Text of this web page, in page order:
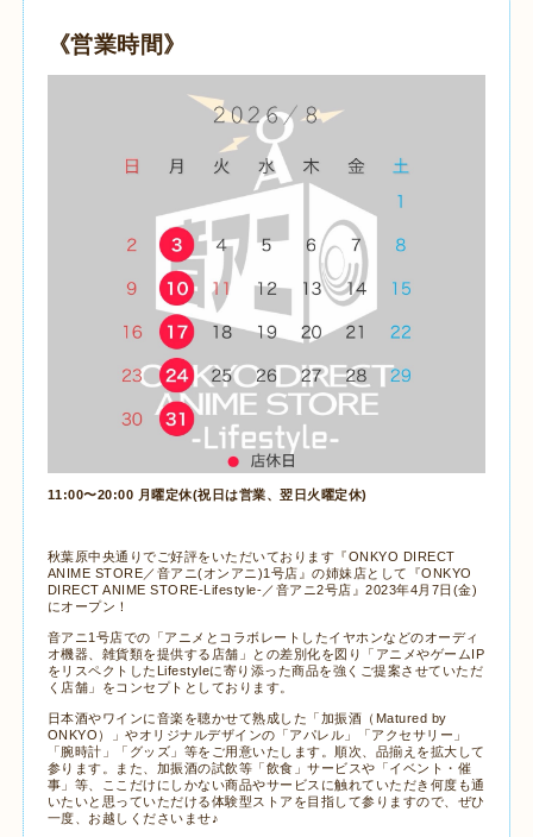
《営業時間》
11:00〜20:00 月曜定休(祝日は営業、翌日火曜定休)
秋葉原中央通りでご好評をいただいております『ONKYO DIRECT
ANIME STORE／音アニ(オンアニ)1号店』の姉妹店として『ONKYO
DIRECT ANIME STORE-Lifestyle-／音アニ2号店』2023年4月7日(金)
にオープン！
音アニ1号店での「アニメとコラボレートしたイヤホンなどのオーディ
オ機器、雑貨類を提供する店舗」との差別化を図り「アニメやゲームIP
をリスペクトしたLifestyleに寄り添った商品を強くご提案させていただ
く店舗」をコンセプトとしております。
日本酒やワインに音楽を聴かせて熟成した「加振酒（Matured by
ONKYO）」やオリジナルデザインの「アパレル」「アクセサリー」
「腕時計」「グッズ」等をご用意いたします。順次、品揃えを拡大して
参ります。また、加振酒の試飲等「飲食」サービスや「イベント・催
事」等、ここだけにしかない商品やサービスに触れていただき何度も通
いたいと思っていただける体験型ストアを目指して参りますので、ぜひ
一度、お越しくださいませ♪